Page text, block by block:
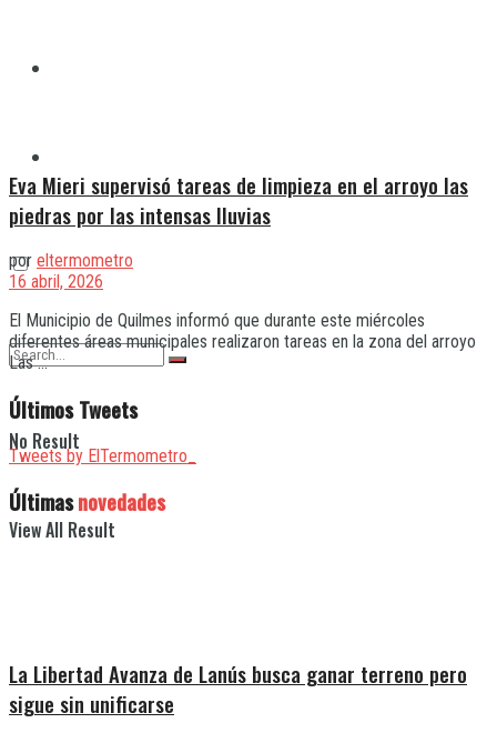
No Result
View All Result
Eva Mieri supervisó tareas de limpieza en el arroyo las
piedras por las intensas lluvias
por eltermometro
16 abril, 2026
El Municipio de Quilmes informó que durante este miércoles
diferentes áreas municipales realizaron tareas en la zona del arroyo
Las ...
Últimos Tweets
Tweets by ElTermometro_
Últimasnovedades
La Libertad Avanza de Lanús busca ganar terreno pero
sigue sin unificarse